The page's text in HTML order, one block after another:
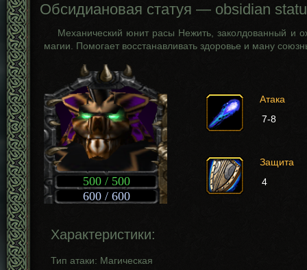
Обсидиановая статуя — obsidian
Механический юнит расы Нежить, заколдованный и
магии. Помогает восстанавливать здоровье и ману
500 / 500
600 / 600
Атака
7-8
Защита
4
Характеристики:
Тип атаки: Магическая